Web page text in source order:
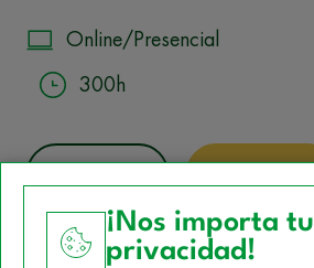
Online/Presencial
300h
¡Nos importa tu
privacidad!